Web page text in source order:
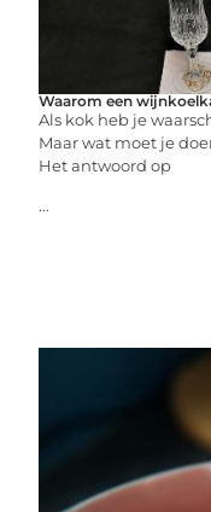
Waarom een
Als kok heb je
Maar wat moet je
Het antwoord op
...